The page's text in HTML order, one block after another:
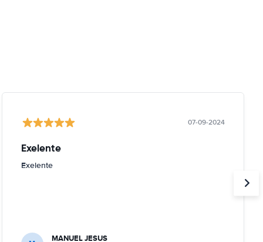
07-09-2024
Exelente
Exelente
MANUEL JESUS